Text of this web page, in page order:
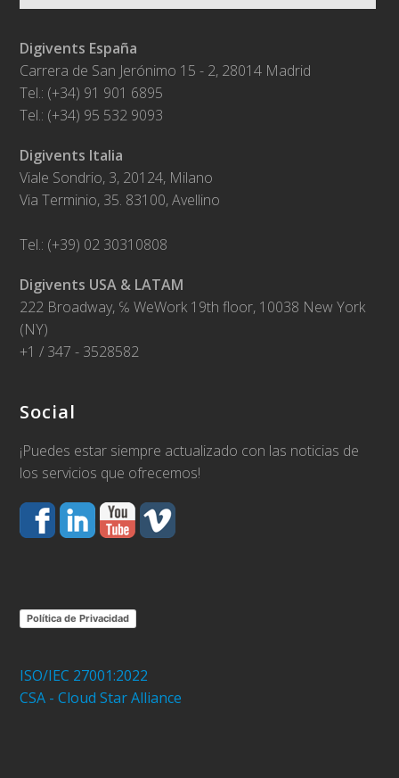
Digivents España
Carrera de San Jerónimo 15 - 2, 28014 Madrid
Tel.: (+34) 91 901 6895
Tel.: (+34) 95 532 9093
Digivents Italia
Viale Sondrio, 3, 20124, Milano
Via Terminio, 35. 83100, Avellino
Tel.: (+39) 02 30310808
Digivents USA & LATAM
222 Broadway, ℅ WeWork 19th floor, 10038 New York
(NY)
+1 / 347 - 3528582
Social
¡Puedes estar siempre actualizado con las noticias de
los servicios que ofrecemos!
Política de Privacidad
ISO/IEC 27001:2022
CSA - Cloud Star Alliance